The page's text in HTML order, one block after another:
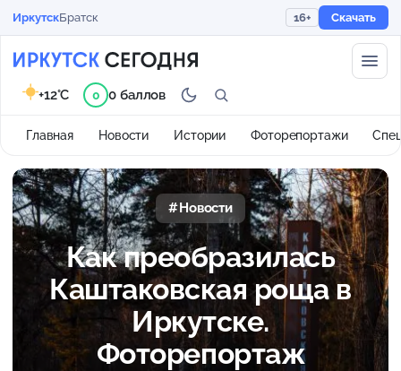
ИркутскБратск 16+ Скачать
Главная Новости Истории Фоторепортажи
+12°C 0 0 баллов
Новости
Как преобразилась
Каштаковская роща в
Иркутске.
Фоторепортаж